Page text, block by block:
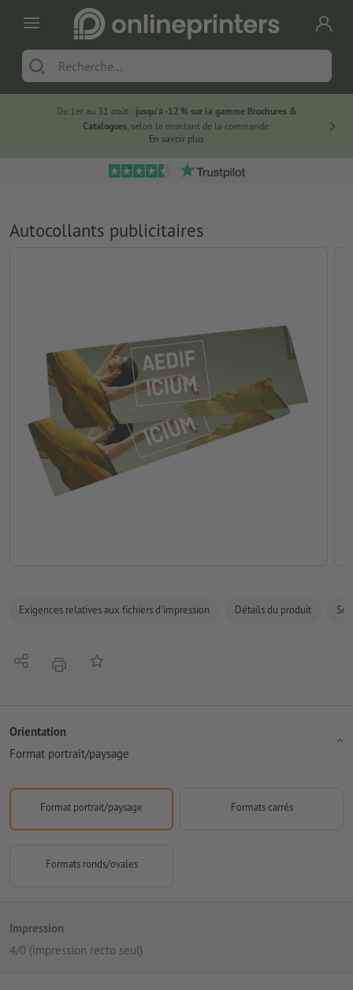
Du 1er au 31 août : jusqu’à -12 % sur la gamme Brochures &
Catalogues, selon le montant de la commande.
En savoir plus
Autocollants publicitaires
Exigences relatives aux fichiers d'impression Détails du produit
PartagerimprimerAjouter à liste d'article
Orientation
Format portrait/paysage
Format portrait/paysage Formats carrés
Formats ronds/ovales
Impression
4/0 (impression recto seul)